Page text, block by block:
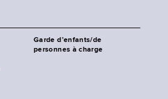
Garde d’enfants/de
personnes à charge